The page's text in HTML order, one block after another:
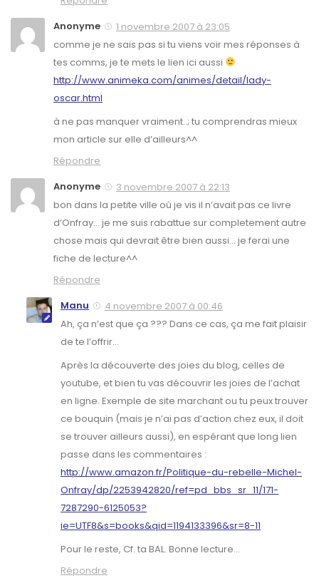
Anonyme
1 novembre 2007 à 23:05
comme je ne sais pas si tu viens voir mes réponses à
tes comms, je te mets le lien ici aussi
http://www.animeka.com/animes/detail/lady-
oscar.html
à ne pas manquer vraiment..; tu comprendras mieux
mon article sur elle d’ailleurs^^
Répondre
Anonyme
3 novembre 2007 à 22:13
bon dans la petite ville où je vis il n’avait pas ce livre
d’Onfray… je me suis rabattue sur completement autre
chose mais qui devrait être bien aussi… je ferai une
fiche de lecture^^
Répondre
Manu
4 novembre 2007 à 00:46
Ah, ça n’est que ça ??? Dans ce cas, ça me fait plaisir
de te l’offrir…
Après la découverte des joies du blog, celles de
youtube, et bien tu vas découvrir les joies de l’achat
en ligne. Exemple de site marchant ou tu peux trouver
ce bouquin (mais je n’ai pas d’action chez eux, il doit
se trouver ailleurs aussi), en espérant que long lien
passe dans les commentaires :
http://www.amazon.fr/Politique-du-rebelle-Michel-
Onfray/dp/2253942820/ref=pd_bbs_sr_11/171-
7287290-6125053?
ie=UTF8&s=books&qid=1194133396&sr=8-11
Pour le reste, Cf. ta BAL. Bonne lecture…
Répondre